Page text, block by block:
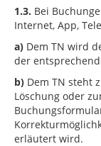
1.3. Bei
Internet, App,
a) Dem TN wird
der
b) Dem TN steht
Löschung oder
erläutert wird.